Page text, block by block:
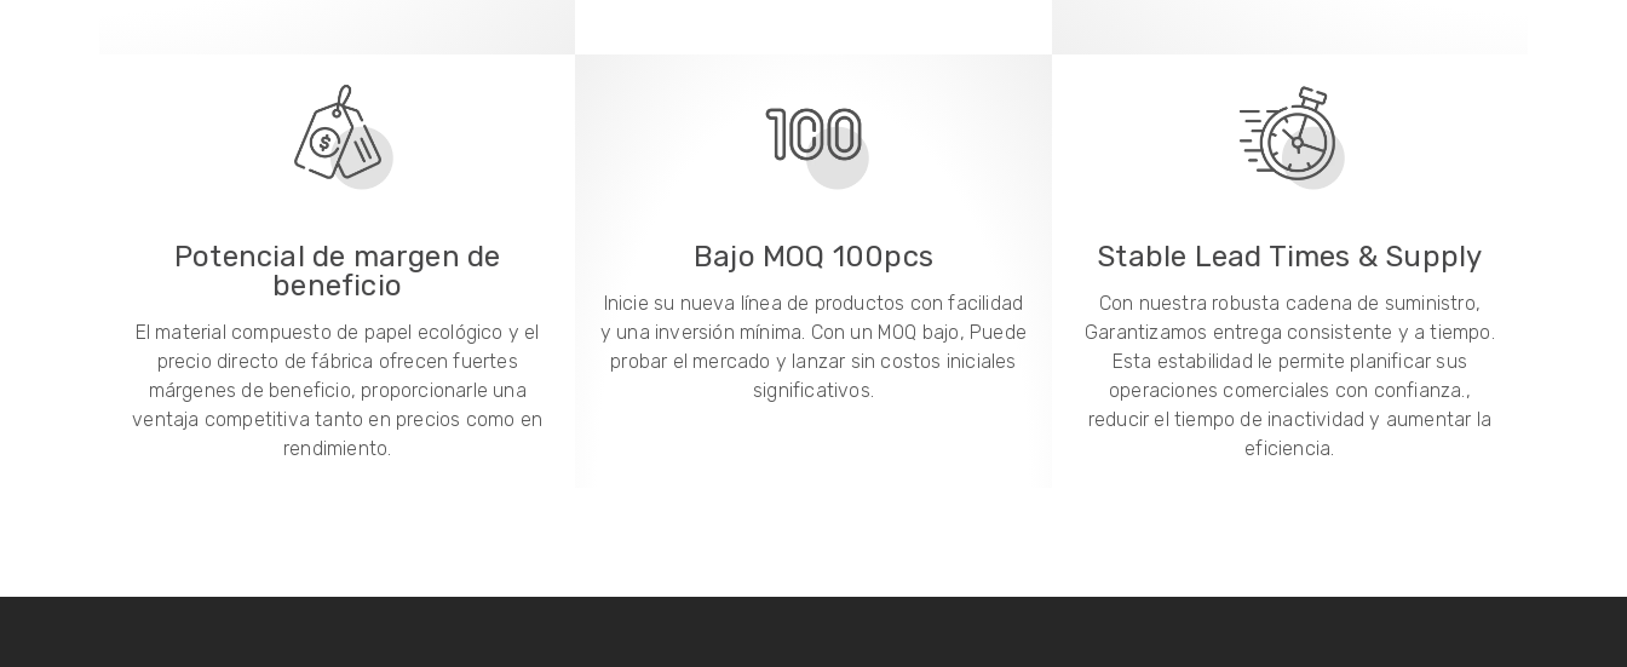
Potencial de margen de
beneficio
El material compuesto de papel ecológico y el
precio directo de fábrica ofrecen fuertes
márgenes de beneficio, proporcionarle una
ventaja competitiva tanto en precios como en
rendimiento.
Bajo MOQ 100pcs
Inicie su nueva línea de productos con facilidad
y una inversión mínima. Con un MOQ bajo, Puede
probar el mercado y lanzar sin costos iniciales
significativos.
Stable Lead Times & Supply
Con nuestra robusta cadena de suministro,
Garantizamos entrega consistente y a tiempo.
Esta estabilidad le permite planificar sus
operaciones comerciales con confianza.,
reducir el tiempo de inactividad y aumentar la
eficiencia.